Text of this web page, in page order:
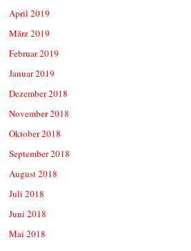
April 2019
März 2019
Februar 2019
Januar 2019
Dezember 2018
November 2018
Oktober 2018
September 2018
August 2018
Juli 2018
Juni 2018
Mai 2018